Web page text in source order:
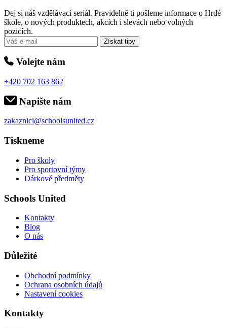
Dej si náš vzdělávací seriál. Pravidelně ti pošleme informace o Hrdé
škole, o nových produktech, akcích i slevách nebo volných
pozicích.
Získat tipy
Volejte nám
+420 702 163 862
Napište nám
zakaznici@schoolsunited.cz
Tiskneme
Pro školy
Pro sportovní týmy
Dárkové předměty
Schools United
Kontakty
Blog
O nás
Důležité
Obchodní podmínky
Ochrana osobních údajů
Nastavení cookies
Kontakty